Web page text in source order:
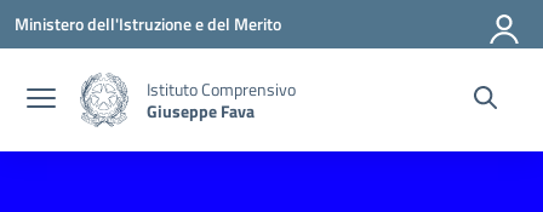
Vai ai contenuti
Vai al menu di navigazione
Vai al footer
Ministero dell'Istruzione e del Merito
Istituto Comprensivo
Giuseppe Fava